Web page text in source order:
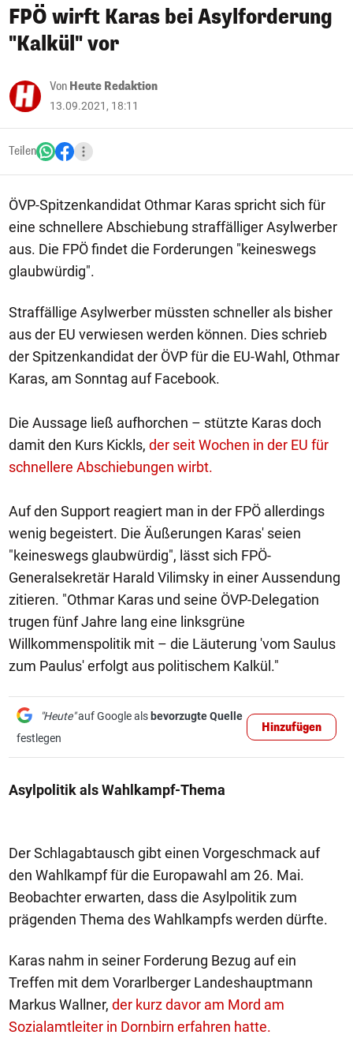
FPÖ wirft Karas bei Asylforderung
"Kalkül" vor
Von Heute Redaktion
13.09.2021, 18:11
Teilen
ÖVP-Spitzenkandidat Othmar Karas spricht sich für
eine schnellere Abschiebung straffälliger Asylwerber
aus. Die FPÖ findet die Forderungen "keineswegs
glaubwürdig".
Straffällige Asylwerber müssten schneller als bisher
aus der EU verwiesen werden können. Dies schrieb
der Spitzenkandidat der ÖVP für die EU-Wahl, Othmar
Karas, am Sonntag auf Facebook.
Die Aussage ließ aufhorchen – stützte Karas doch
damit den Kurs Kickls, der seit Wochen in der EU für
schnellere Abschiebungen wirbt.
Auf den Support reagiert man in der FPÖ allerdings
wenig begeistert. Die Äußerungen Karas' seien
"keineswegs glaubwürdig", lässt sich FPÖ-
Generalsekretär Harald Vilimsky in einer Aussendung
zitieren. "Othmar Karas und seine ÖVP-Delegation
trugen fünf Jahre lang eine linksgrüne
Willkommenspolitik mit – die Läuterung 'vom Saulus
zum Paulus' erfolgt aus politischem Kalkül."
"Heute"auf Google als bevorzugte Quelle
festlegen
Hinzufügen
Asylpolitik als Wahlkampf-Thema
Der Schlagabtausch gibt einen Vorgeschmack auf
den Wahlkampf für die Europawahl am 26. Mai.
Beobachter erwarten, dass die Asylpolitik zum
prägenden Thema des Wahlkampfs werden dürfte.
Karas nahm in seiner Forderung Bezug auf ein
Treffen mit dem Vorarlberger Landeshauptmann
Markus Wallner, der kurz davor am Mord am
Sozialamtleiter in Dornbirn erfahren hatte.